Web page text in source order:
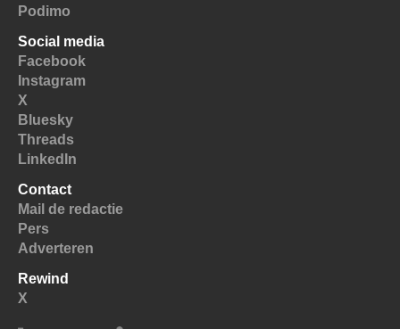
Podimo
Social media
Facebook
Instagram
X
Bluesky
Threads
LinkedIn
Contact
Mail de redactie
Pers
Adverteren
Rewind
X